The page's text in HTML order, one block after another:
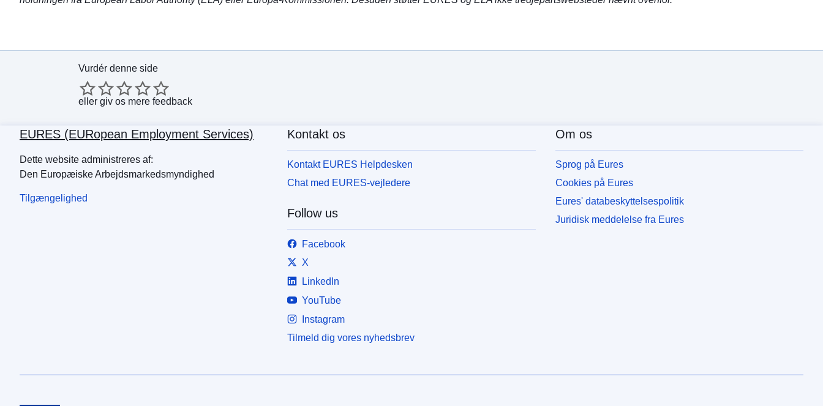
Vurdér denne side
eller giv os mere feedback
EURES (EURopean Employment Services)
Dette website administreres af:
Den Europæiske Arbejdsmarkedsmyndighed
Tilgængelighed
Kontakt os
Kontakt EURES Helpdesken
Chat med EURES-vejledere
Follow us
Facebook
X
LinkedIn
YouTube
Instagram
Tilmeld dig vores nyhedsbrev
Om os
Sprog på Eures
Cookies på Eures
Eures' databeskyttelsespolitik
Juridisk meddelelse fra Eures